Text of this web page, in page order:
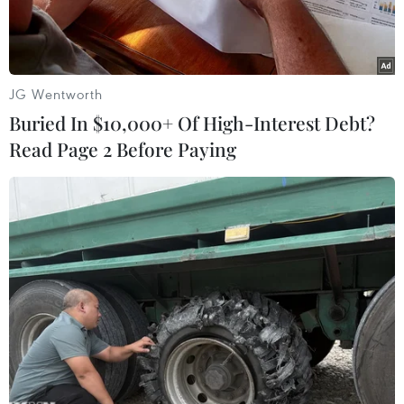
Máy bay Boeing 737 MAX 9 với một phần thân bị bung ra, tại
Portland, bang Oregon, Mỹ ngày 8/1/2024. (Ảnh: AFP/TTXVN)
Cơ quan Hàng không Liên bang Mỹ (FAA) đang
đối mặt với nhiều chất vấn liên quan đến hoạt
động giám sát hãng sản xuất máy bay Boeing,
sau sự cố máy bay Boeing 737 MAX 9 của hãng
JG Wentworth
Buried In $10,000+ Of High-Interest Debt?
Read Page 2 Before Paying